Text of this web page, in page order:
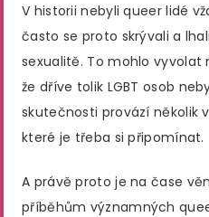
V historii nebyli queer lidé
často se proto skrývali a
sexualitě. To mohlo vyvolat
že dříve tolik LGBT osob
skutečnosti provází několik
které je třeba si připomínat.
A právě proto je na čase
příběhům významných